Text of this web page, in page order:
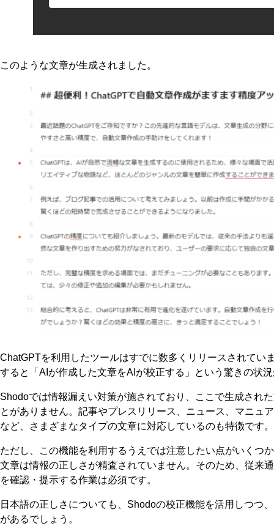
このような文章が生成されました。
ChatGPTを利用したツールはすでに数多くリリースされてい
すると「AIが作成した文章をAIが校正する」という驚きの状
Shodoでは情報漏えい対策が施されており、ここで生成され
とがありません。記事やプレスリリース、ニュース、マニュ
など、さまざまなタイプの文章に対応しているのも特徴です。
ただし、この機能を利用するうえでは注意したい点がいくつ
文章は情報の正しさが精査されていません。そのため、従来
を確認・提示する作業は必須です。
日本語の正しさについても、Shodoの校正機能を活用しつつ
があるでしょう。